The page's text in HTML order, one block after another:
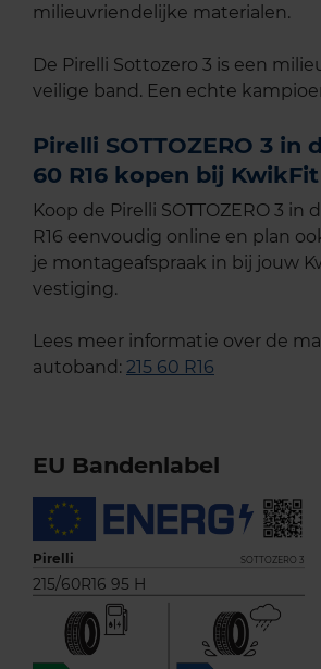
milieuvriendelijke materialen.
De Pirelli Sottozero 3 is een
veilige band. Een echte
Pirelli SOTTOZERO 3 in
60 R16 kopen bij KwikFit
Koop de Pirelli SOTTOZERO 3 in
R16 eenvoudig online en plan
je montageafspraak in bij jouw
vestiging.
Lees meer informatie over de
autoband: 215 60 R16
EU Bandenlabel
Pirelli SOTTOZERO 3
215/60R16 95 H